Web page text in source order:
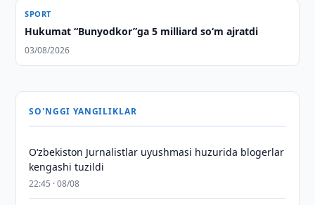
SPORT
Hukumat “Bunyodkor”ga 5 milliard so‘m ajratdi
03/08/2026
SO'NGGI YANGILIKLAR
O‘zbekiston Jurnalistlar uyushmasi huzurida blogerlar
kengashi tuzildi
22:45 · 08/08